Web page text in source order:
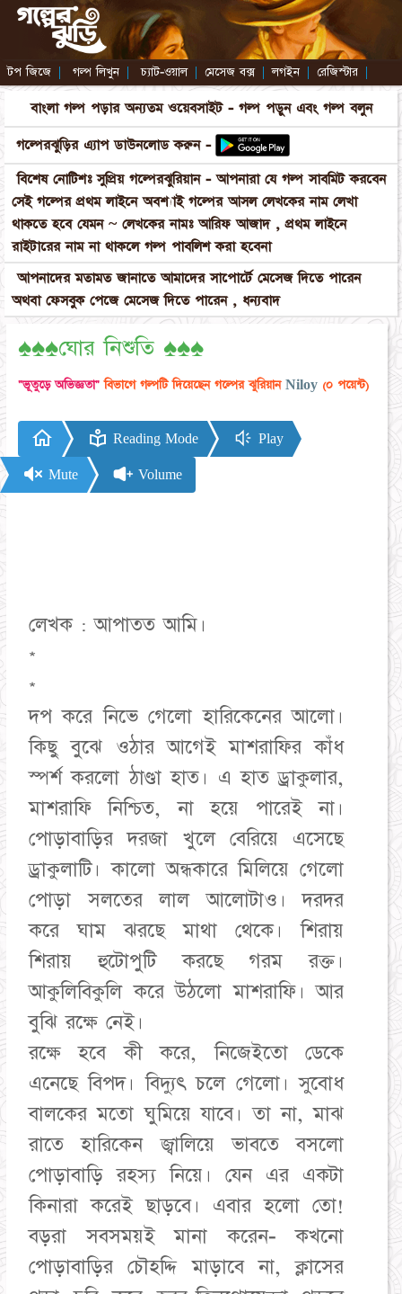
টপ জিজে | গল্প লিখুন | চ্যাট-ওয়াল | মেসেজ বক্স | লগইন | রেজিস্টার |
বাংলা গল্প পড়ার অন্যতম ওয়েবসাইট - গল্প পড়ুন এবং গল্প বলুন
গল্পেরঝুড়ির এ্যাপ ডাউনলোড করুন -
বিশেষ নোটিশঃ সুপ্রিয় গল্পেরঝুরিয়ান - আপনারা যে গল্প সাবমিট করবেন
সেই গল্পের প্রথম লাইনে অবশ্যাই গল্পের আসল লেখকের নাম লেখা
থাকতে হবে যেমন ~ লেখকের নামঃ আরিফ আজাদ , প্রথম লাইনে
রাইটারের নাম না থাকলে গল্প পাবলিশ করা হবেনা
আপনাদের মতামত জানাতে আমাদের সাপোর্টে মেসেজ দিতে পারেন
অথবা ফেসবুক পেজে মেসেজ দিতে পারেন , ধন্যবাদ
♠♠♠ঘোর নিশুতি ♠♠♠
"ভূতুড়ে অভিজ্ঞতা" বিভাগে গল্পটি দিয়েছেন গল্পের ঝুরিয়ান Niloy (০ পয়েন্ট)
Reading Mode Play
Mute Volume